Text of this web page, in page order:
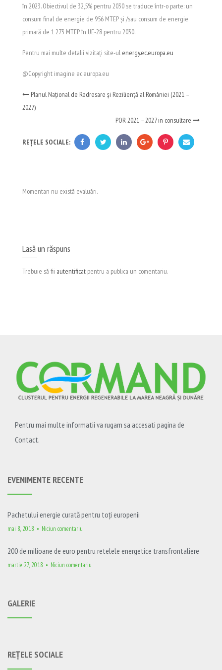
în 2023. Obiectivul de 32,5% pentru 2030 se traduce într-o parte: un
consum final de energie de 956 MTEP și /sau consum de energie
primară de 1 273 MTEP în UE-28 pentru 2030.
Pentru mai multe detalii vizitați site-ul energy.ec.europa.eu
@Copyright imagine ec.europa.eu
Planul Național de Redresare și Reziliență al României (2021 –
2027)
POR 2021 – 2027 in consultare
REȚELE SOCIALE:
Momentan nu există evaluări.
Lasă un răspuns
Trebuie să fii autentificat pentru a publica un comentariu.
Pentru mai multe informatii va rugam sa accesati pagina de
Contact.
EVENIMENTE RECENTE
Pachetului energie curată pentru toți europenii
mai 8, 2018 Niciun comentariu
200 de milioane de euro pentru retelele energetice transfrontaliere
martie 27, 2018 Niciun comentariu
GALERIE
REȚELE SOCIALE